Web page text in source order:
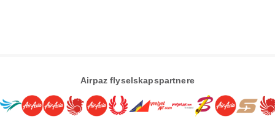
Airpaz flyselskapspartnere